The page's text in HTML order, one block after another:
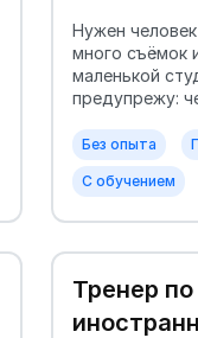
Нужен
много съёмок
маленькой
предупрежу:
Без опыта
С обучением
Тренер